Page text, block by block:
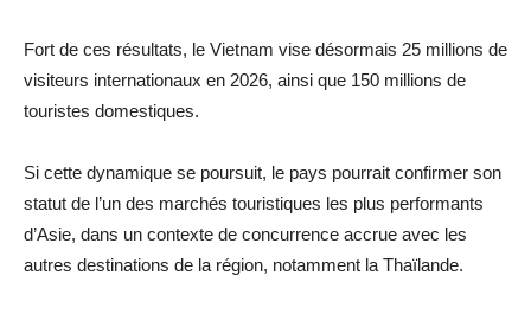
Fort de ces résultats, le Vietnam vise désormais 25 millions de
visiteurs internationaux en 2026, ainsi que 150 millions de
touristes domestiques.
Si cette dynamique se poursuit, le pays pourrait confirmer son
statut de l’un des marchés touristiques les plus performants
d’Asie, dans un contexte de concurrence accrue avec les
autres destinations de la région, notamment la Thaïlande.